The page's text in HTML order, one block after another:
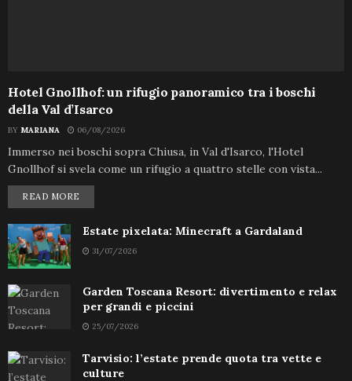
Hotel Gnollhof: un rifugio panoramico tra i boschi
della Val d’Isarco
BY MARIANA 06/08/2026
Immerso nei boschi sopra Chiusa, in Val d'Isarco, l'Hotel
Gnollhof si svela come un rifugio a quattro stelle con vista...
READ MORE
Estate pixelata: Minecraft a Gardaland
31/07/2026
Garden Toscana Resort: divertimento e relax
per grandi e piccini
25/07/2026
Tarvisio: l’estate prende quota tra vette e
culture